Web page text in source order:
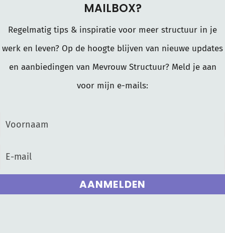
MAILBOX?
Regelmatig tips & inspiratie voor meer structuur in je
werk en leven? Op de hoogte blijven van nieuwe updates
en aanbiedingen van Mevrouw Structuur? Meld je aan
voor mijn e-mails:
AANMELDEN